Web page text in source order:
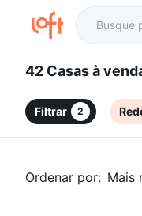
42 Casas
Filtrar 2
Ordenar por: Mais